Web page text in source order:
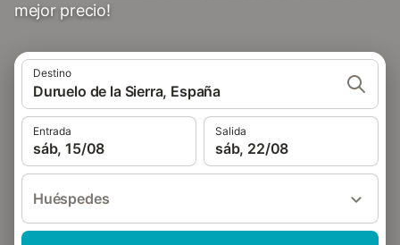
mejor precio!
Destino
Duruelo de la Sierra, España
Entrada
sáb, 15/08
Salida
sáb, 22/08
Huéspedes